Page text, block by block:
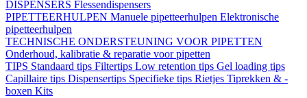
DISPENSERS Flessendispensers
PIPETTEERHULPEN Manuele pipetteerhulpen Elektronische
pipetteerhulpen
TECHNISCHE ONDERSTEUNING VOOR PIPETTEN
Onderhoud, kalibratie & reparatie voor pipetten
TIPS Standaard tips Filtertips Low retention tips Gel loading tips
Capillaire tips Dispensertips Specifieke tips Rietjes Tiprekken & -
boxen Kits